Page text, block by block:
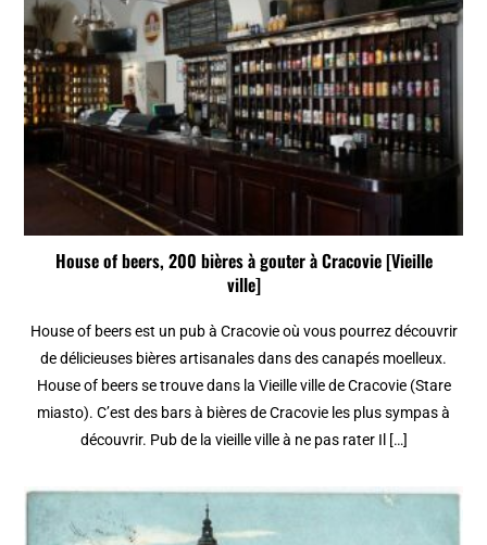
House of beers, 200 bières à gouter à Cracovie [Vieille
ville]
House of beers est un pub à Cracovie où vous pourrez découvrir
de délicieuses bières artisanales dans des canapés moelleux.
House of beers se trouve dans la Vieille ville de Cracovie (Stare
miasto). C’est des bars à bières de Cracovie les plus sympas à
découvrir. Pub de la vieille ville à ne pas rater Il […]